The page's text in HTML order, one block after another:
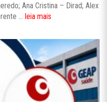
Ana Cristina – Dirad; Alex
... leia mais